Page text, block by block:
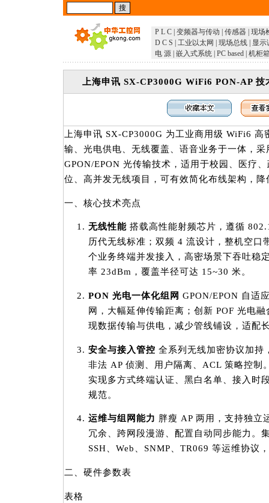
P L C 变频器与传动 传感器 现场
D C S
工业以太网 现场总线
显示
电 源 嵌入式系统 PC based 机柜
上海申讯 SX-CP3000G WiFi6 PON-AP
上海申讯 SX-CP3000G 为工业商用级 WiFi6
输、光电供电、无线覆盖、语音业务于一体，
GPON/EPON 光传输技术，适用于校园、医疗
位、高并发无线项目，可有效简化布线架构，
一、核心技术亮点
无线性能 搭载高性能射频芯片，遵循
历代无线标准；双频 4 流设计，整机空口
个业务终端并发接入，高密场景下吞吐稳
率 23dBm，覆盖半径可达 15~30 米。
PON 光电一体化组网 GPON/EPON 自适
网，大幅延伸传输距离；创新 POF 光电
现数据传输与供电，减少管线铺设，适配
安全与接入管控 全系列无线加密协议加持
非法 AP 侦测、用户隔离、ACL 策略控制
实现多方式终端认证、黑白名单、接入时
规范。
运维与组网能力 胖瘦 AP 两用，支持独立
冗余、跨网段漫游、配置自动同步能力。
SSH、Web、SNMP、TR069 等运维协议
二、硬件参数表
表格